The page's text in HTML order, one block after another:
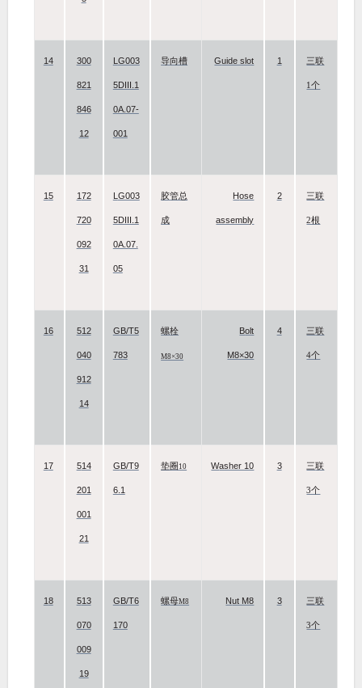
14 300
821
846
12
LG003
5DIII.1
0A.07-
001
导向槽 Guide slot 1 三联
1个
15 172
720
092
31
LG003
5DIII.1
0A.07.
05
胶管总
成
Hose
assembly
2 三联
2根
16 512
040
912
14
GB/T5
783
螺栓
M8×30
Bolt
M8×30
4 三联
4个
17 514
201
001
21
GB/T9
6.1
垫圈 10 Washer 10 3 三联
3个
18 513
070
009
19
GB/T6
170
螺母M8 Nut M8 3 三联
3个